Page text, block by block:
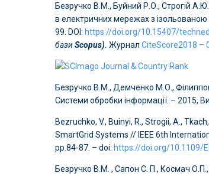
Безручко В.М., Буйний Р.О., Строгій
в електричних мережах з
99. DOI: https://doi.org/10.15407/
базиScopus). Журнал CiteScore2018 –
Безручко В.М., Демченко М.О.,
Системи обробки інформації. – 2015,
Bezruchko, V., Buinyi, R., Strogii, A.,
SmartGrid Systems // IEEE 6th
pp.84-87. – doi: https://doi.org/10.1109/
Безручко В.М. , Сапон С. П., Космач